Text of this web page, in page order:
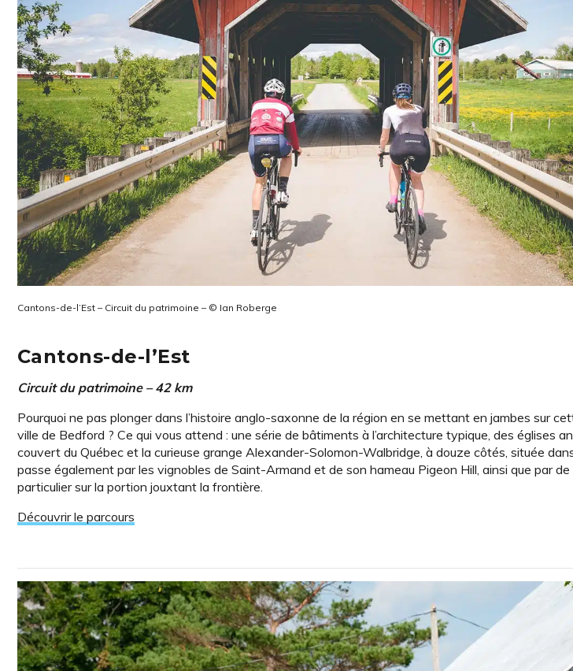
Cantons-de-l’Est – Circuit du patrimoine – © Ian Roberge
Cantons-de-l’Est
Circuit du patrimoine – 42 km
Pourquoi ne pas plonger dans l’histoire anglo-saxonne de la région en se mettant en jambes sur
ville de Bedford ? Ce qui vous attend : une série de bâtiments à l’architecture typique, des églises
couvert du Québec et la curieuse grange Alexander-Solomon-Walbridge, à douze côtés, située
passe également par les vignobles de Saint-Armand et de son hameau Pigeon Hill, ainsi que par
particulier sur la portion jouxtant la frontière.
Découvrir le parcours